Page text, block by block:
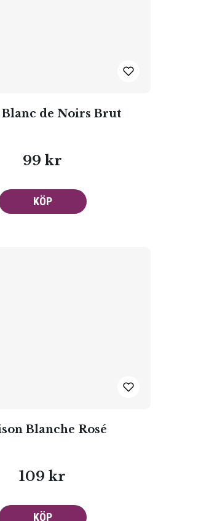
de Noirs Brut
99 kr
KÖP
Blanche Rosé
109 kr
KÖP